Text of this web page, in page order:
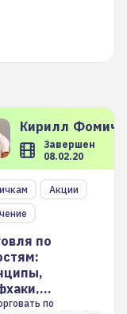
Кирилл
Завершен
08.02.20
Акции
по
по